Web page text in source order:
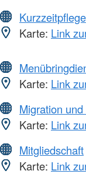
Kurzzeitpflege
Karte: Link
Karte: Link
Migration
Karte: Link
Mitgliedschaft
Karte: Link